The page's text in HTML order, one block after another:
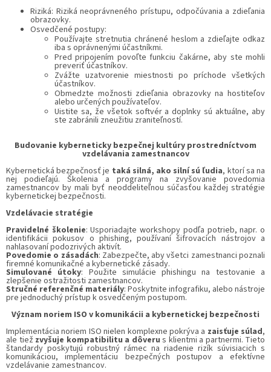
Riziká: Riziká neoprávneného prístupu, odpočúvania a zdieľania
obrazovky.
Osvedčené postupy:
Používajte stretnutia chránené heslom a zdieľajte odkaz
iba s oprávnenými účastníkmi.
Pred pripojením povoľte funkciu čakárne, aby ste mohli
preveriť účastníkov.
Zvážte uzatvorenie miestnosti po príchode všetkých
účastníkov.
Obmedzte možnosti zdieľania obrazovky na hostiteľov
alebo určených používateľov.
Uistite sa, že všetok softvér a doplnky sú aktuálne, aby
ste zabránili zneužitiu zraniteľností.
Budovanie kyberneticky bezpečnej kultúry prostredníctvom
vzdelávania zamestnancov
Kybernetická bezpečnosť je taká silná, ako silní sú ľudia, ktorí sa na
nej podieľajú. Školenia a programy na zvyšovanie povedomia
zamestnancov by mali byť neoddeliteľnou súčasťou každej stratégie
kybernetickej bezpečnosti.
Vzdelávacie stratégie
Pravidelné školenie: Usporiadajte workshopy podľa potrieb, napr. o
identifikácii pokusov o phishing, používaní šifrovacích nástrojov a
nahlasovaní podozrivých aktivít.
Povedomie o zásadách: Zabezpečte, aby všetci zamestnanci poznali
firemné komunikačné a kybernetické zásady.
Simulované útoky: Použite simulácie phishingu na testovanie a
zlepšenie ostražitosti zamestnancov.
Stručné referenčné materiály: Poskytnite infografiku, alebo nástroje
pre jednoduchý prístup k osvedčeným postupom.
Význam noriem ISO v komunikácii a kybernetickej bezpečnosti
Implementácia noriem ISO nielen komplexne pokrýva a zaisťuje súlad,
ale tiež zvyšuje kompatibilitu a dôveru s klientmi a partnermi. Tieto
štandardy poskytujú robustný rámec na riadenie rizík súvisiacich s
komunikáciou, implementáciu bezpečných postupov a efektívne
vzdelávanie zamestnancov.